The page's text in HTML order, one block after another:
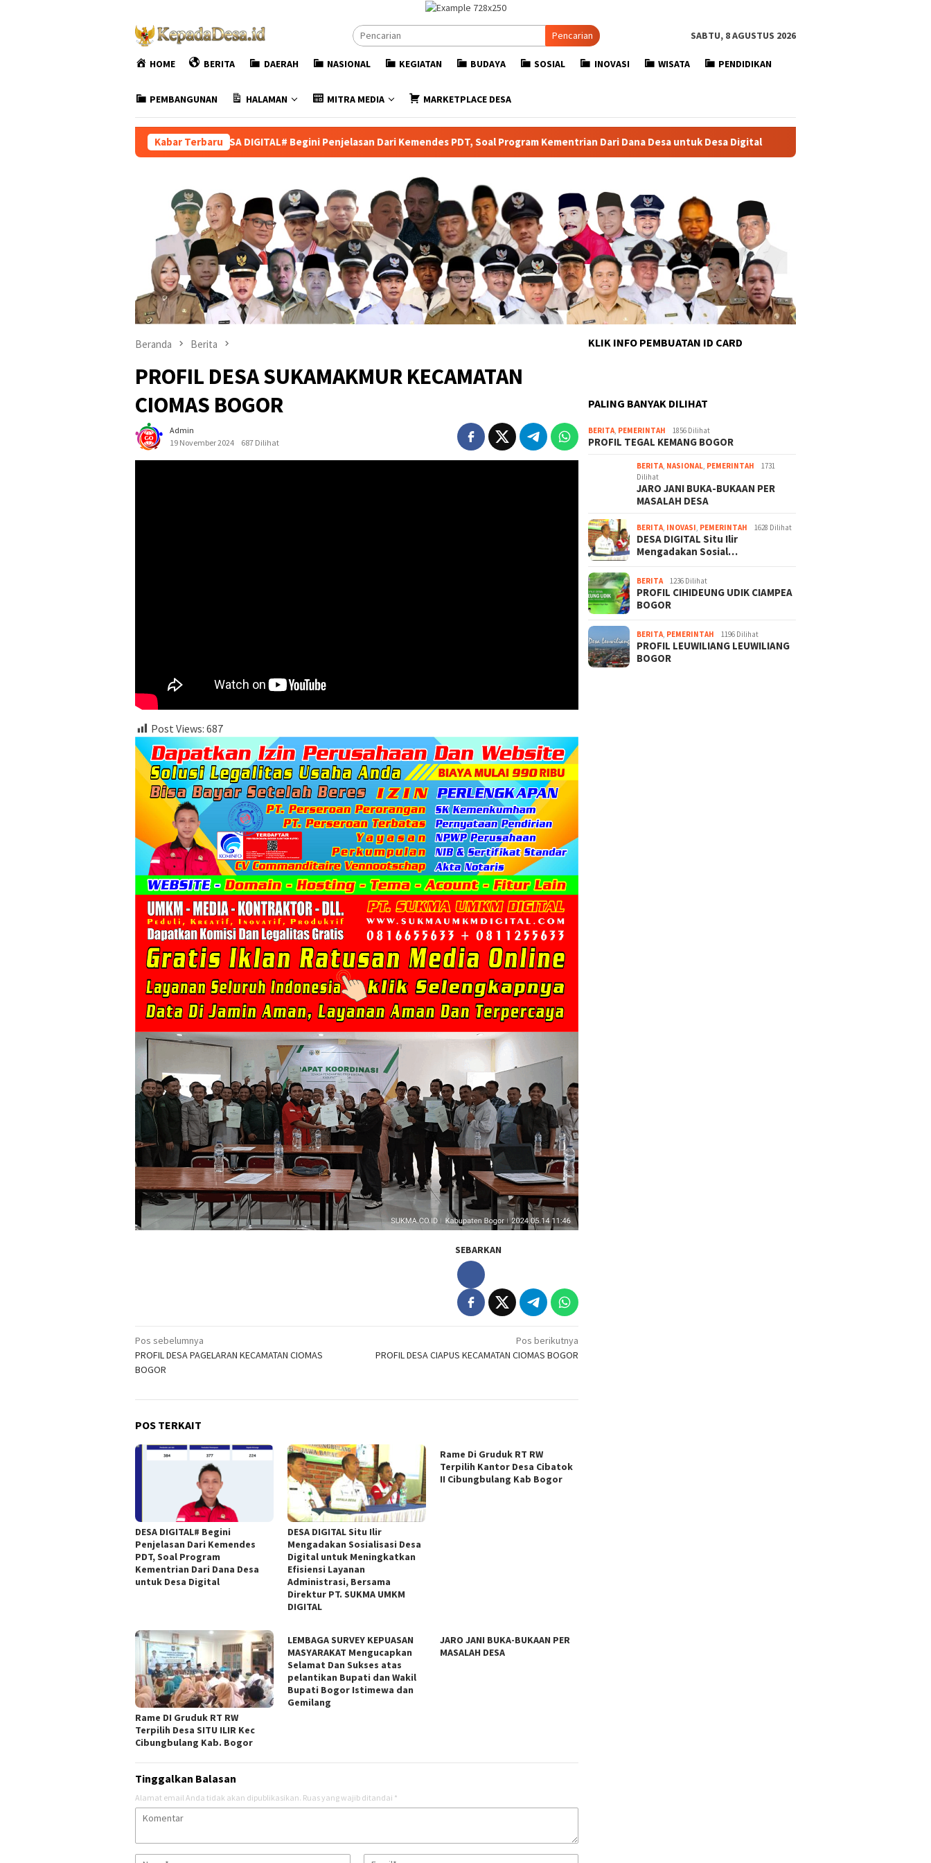
Pencarian SABTU, 8 AGUSTUS 2026
HOME BERITA DAERAH NASIONAL KEGIATAN BUDAYA SOSIAL INOVASI WISATA PENDIDIKAN
PEMBANGUNAN HALAMAN MITRA MEDIA MARKETPLACE DESA
Kabar Terbaru
DESA DIGITAL# Begini Penjelasan Dari Kemendes PDT, Soal Program Kementrian Dari Dana Desa untuk Desa Digital DESA DIGITAL Situ Ilir Mengadakan
Beranda Berita
PROFIL DESA SUKAMAKMUR KECAMATAN
CIOMAS BOGOR
Admin
19 November 2024
687 Dilihat
Post Views: 687
SEBARKAN
Navigasi
pos
Pos sebelumnya
PROFIL DESA PAGELARAN KECAMATAN CIOMAS
BOGOR
Pos berikutnya
PROFIL DESA CIAPUS KECAMATAN CIOMAS BOGOR
POS TERKAIT
DESA DIGITAL# Begini
Penjelasan Dari Kemendes
PDT, Soal Program
Kementrian Dari Dana Desa
untuk Desa Digital
DESA DIGITAL Situ Ilir
Mengadakan Sosialisasi Desa
Digital untuk Meningkatkan
Efisiensi Layanan
Administrasi, Bersama
Direktur PT. SUKMA UMKM
DIGITAL
Rame Di Gruduk RT RW
Terpilih Kantor Desa Cibatok
II Cibungbulang Kab Bogor
Rame DI Gruduk RT RW
Terpilih Desa SITU ILIR Kec
Cibungbulang Kab. Bogor
LEMBAGA SURVEY KEPUASAN
MASYARAKAT Mengucapkan
Selamat Dan Sukses atas
pelantikan Bupati dan Wakil
Bupati Bogor Istimewa dan
Gemilang
JARO JANI BUKA-BUKAAN PER
MASALAH DESA
Tinggalkan Balasan
Alamat email Anda tidak akan dipublikasikan. Ruas yang wajib ditandai *
KLIK INFO PEMBUATAN ID CARD
PALING BANYAK DILIHAT
BERITA, PEMERINTAH 1856 Dilihat
PROFIL TEGAL KEMANG BOGOR
BERITA, NASIONAL, PEMERINTAH
1731
Dilihat
JARO JANI BUKA-BUKAAN PER
MASALAH DESA
BERITA, INOVASI, PEMERINTAH 1628 Dilihat
DESA DIGITAL Situ Ilir
Mengadakan Sosial…
BERITA 1236 Dilihat
PROFIL CIHIDEUNG UDIK CIAMPEA
BOGOR
BERITA, PEMERINTAH 1196 Dilihat
PROFIL LEUWILIANG LEUWILIANG
BOGOR